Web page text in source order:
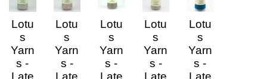
Lotu
s
Yarn
s -
Late
Lotu
s
Yarn
s -
Late
Lotu
s
Yarn
s -
Late
Lotu
s
Yarn
s -
Late
Lotu
s
Yarn
s -
Late